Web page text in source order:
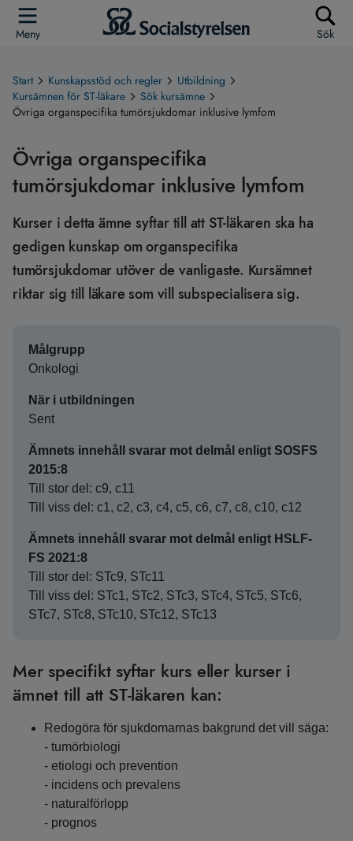
Meny Sök
Start Kunskapsstöd och regler
Utbildning
Kursämnen för ST-läkare
Sök kursämne
Övriga organspecifika tumörsjukdomar inklusive lymfom
Övriga organspecifika
tumörsjukdomar inklusive lymfom
Kurser i detta ämne syftar till att ST-läkaren ska ha
gedigen kunskap om organspecifika
tumörsjukdomar utöver de vanligaste. Kursämnet
riktar sig till läkare som vill subspecialisera sig.
Målgrupp
Onkologi
När i utbildningen
Sent
Ämnets innehåll svarar mot delmål enligt SOSFS
2015:8
Till stor del: c9, c11
Till viss del: c1, c2, c3, c4, c5, c6, c7, c8, c10, c12
Ämnets innehåll svarar mot delmål enligt HSLF-
FS 2021:8
Till stor del: STc9, STc11
Till viss del: STc1, STc2, STc3, STc4, STc5, STc6,
STc7, STc8, STc10, STc12, STc13
Mer specifikt syftar kurs eller kurser i
ämnet till att ST-läkaren kan:
Redogöra för sjukdomarnas bakgrund det vill säga:
- tumörbiologi
- etiologi och prevention
- incidens och prevalens
- naturalförlopp
- prognos